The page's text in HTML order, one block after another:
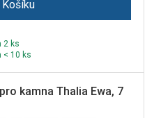
Košíku
2 ks
< 10 ks
kamna Thalia Ewa, 7